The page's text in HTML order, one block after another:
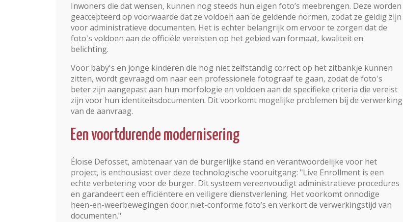
Inwoners die dat wensen, kunnen nog steeds hun eigen foto’s meebrengen. Deze worden
geaccepteerd op voorwaarde dat ze voldoen aan de geldende normen, zodat ze geldig zijn
voor administratieve documenten. Het is echter belangrijk om ervoor te zorgen dat de
foto's voldoen aan de officiële vereisten op het gebied van formaat, kwaliteit en
belichting.
Voor baby's en jonge kinderen die nog niet zelfstandig correct op het zitbankje kunnen
zitten, wordt gevraagd om naar een professionele fotograaf te gaan, zodat de foto's
beter zijn aangepast aan hun morfologie en voldoen aan de specifieke criteria die vereist
zijn voor hun identiteitsdocumenten. Dit voorkomt mogelijke problemen bij de verwerking
van de aanvraag.
Een voortdurende modernisering
Éloïse Defosset, ambtenaar van de burgerlijke stand en verantwoordelijke voor het
project, is enthousiast over deze technologische vooruitgang: "Live Enrollment is een
echte verbetering voor de burger. Dit systeem vereenvoudigt administratieve procedures
en garandeert een efficiëntere en veiligere dienstverlening. Het voorkomt onnodige
heen-en-weerbewegingen door niet-conforme foto’s en verkort de verwerkingstijd van
documenten."